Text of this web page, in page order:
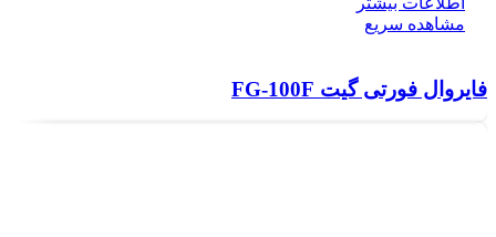
مشاهده سریع
فایروال فورتی گیت FG-100F